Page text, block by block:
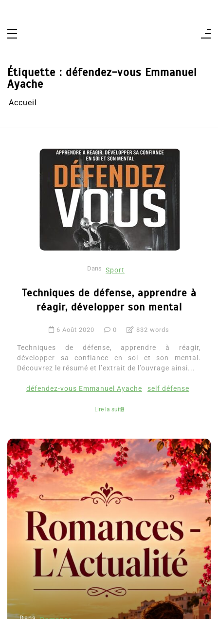
Étiquette : défendez-vous Emmanuel
Ayache
Accueil
Dans Sport
Techniques de défense, apprendre à
réagir, développer son mental
6 Août 2020 0 832 words
Techniques de défense, apprendre à réagir,
développer sa confiance en soi et son mental.
Découvrez le résumé et l’extrait de l’ouvrage ainsi...
défendez-vous Emmanuel Ayache self défense
Lire la suite